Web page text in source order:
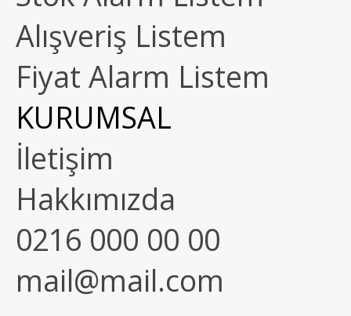
Alışveriş Listem
Fiyat Alarm Listem
KURUMSAL
İletişim
Hakkımızda
0216 000 00 00
mail@mail.com